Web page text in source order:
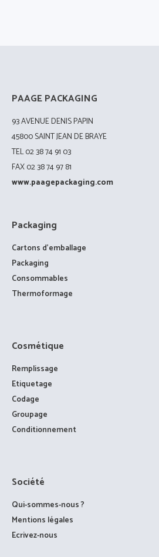
PAAGE PACKAGING
93 AVENUE DENIS PAPIN
45800 SAINT JEAN DE BRAYE
TEL 02 38 74 91 03
FAX 02 38 74 97 81
www.paagepackaging.com
Packaging
Cartons d’emballage
Packaging
Consommables
Thermoformage
Cosmétique
Remplissage
Etiquetage
Codage
Groupage
Conditionnement
Société
Qui-sommes-nous ?
Mentions légales
Ecrivez-nous